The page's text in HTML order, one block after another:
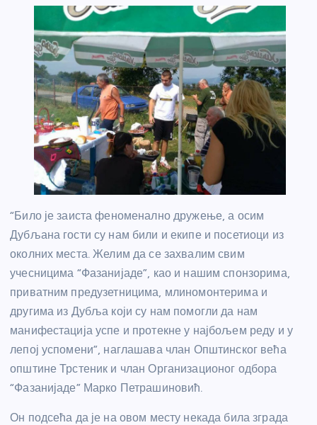
“Било је заиста феноменално дружење, а осим
Дубљана гости су нам били и екипе и посетиоци из
околних места. Желим да се захвалим свим
учесницима “Фазанијаде”, као и нашим спонзорима,
приватним предузетницима, млиномонтерима и
другима из Дубља који су нам помогли да нам
манифестација успе и протекне у најбољем реду и у
лепој успомени”, наглашава члан Општинског већа
општине Трстеник и члан Организационог одбора
“Фазанијаде” Марко Петрашиновић.
Он подсећа да је на овом месту некада била зграда